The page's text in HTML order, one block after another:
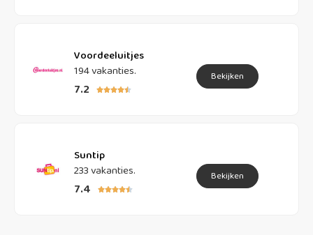
Voordeeluitjes
194 vakanties.
7.2 
Bekijken
Suntip
233 vakanties.
7.4 
Bekijken